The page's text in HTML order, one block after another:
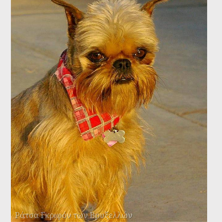
Ράτσα Γκριφόν των Βρυξελλών